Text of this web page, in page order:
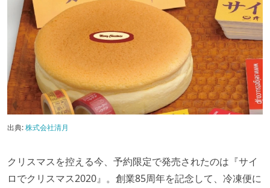
出典:株式会社清月
クリスマスを控える今、予約限定で発売されたのは『サイ
ロでクリスマス2020』。創業85周年を記念して、冷凍便に